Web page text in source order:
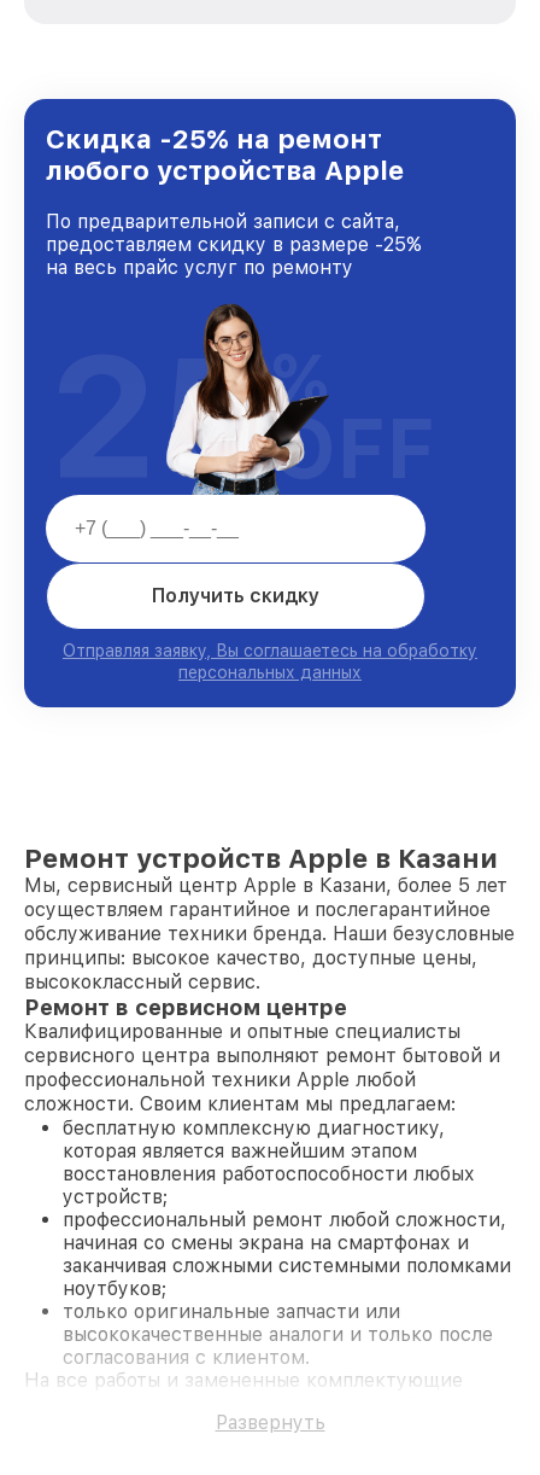
и лояльности наших клиентов.
Скидка -25% на ремонт
любого устройства Apple
По предварительной записи с сайта,
предоставляем скидку в размере -25%
на весь прайс услуг по ремонту
Получить скидку
Отправляя заявку, Вы соглашаетесь на обработку
персональных данных
25%
OFF
Ремонт устройств Apple в Казани
Мы, сервисный центр Apple в Казани, более 5 лет
осуществляем гарантийное и послегарантийное
обслуживание техники бренда. Наши безусловные
принципы: высокое качество, доступные цены,
высококлассный сервис.
Ремонт в сервисном центре
Квалифицированные и опытные специалисты
сервисного центра выполняют ремонт бытовой и
профессиональной техники Apple любой
сложности. Своим клиентам мы предлагаем:
бесплатную комплексную диагностику,
которая является важнейшим этапом
восстановления работоспособности любых
устройств;
профессиональный ремонт любой сложности,
начиная со смены экрана на смартфонах и
заканчивая сложными системными поломками
ноутбуков;
только оригинальные запчасти или
высококачественные аналоги и только после
согласования с клиентом.
На все работы и замененные комплектующие
поломки по условиям гарантии, мы бесплатно
Развернуть